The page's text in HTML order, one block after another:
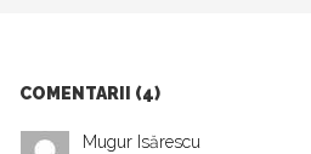
COMENTARII (4)
Mugur Isărescu